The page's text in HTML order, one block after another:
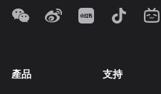
產品 支持